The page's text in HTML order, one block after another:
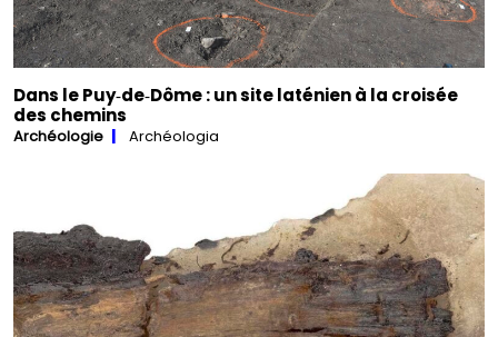
Dans le Puy‑de‑Dôme : un site laténien à la croisée
des chemins
Archéologie Archéologia